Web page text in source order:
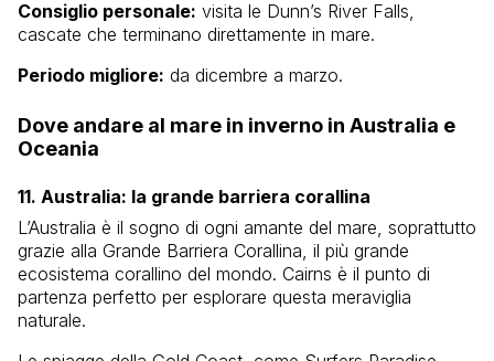
Consiglio personale: visita le Dunn’s River Falls,
cascate che terminano direttamente in mare.
Periodo migliore: da dicembre a marzo.
Dove andare al mare in inverno in Australia e
Oceania
11. Australia: la grande barriera corallina
L’Australia è il sogno di ogni amante del mare, soprattutto
grazie alla Grande Barriera Corallina, il più grande
ecosistema corallino del mondo. Cairns è il punto di
partenza perfetto per esplorare questa meraviglia
naturale.